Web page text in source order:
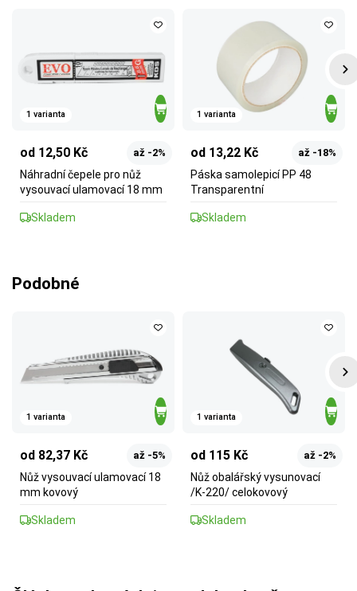
1 varianta
od 12,50 Kč až -2%
Náhradní čepele pro nůž
vysouvací ulamovací 18 mm
Skladem
1 varianta
od 13,22 Kč až -18%
Páska samolepicí PP 48
Transparentní
Skladem
Podobné
1 varianta
od 82,37 Kč až -5%
Nůž vysouvací ulamovací 18
mm kovový
Skladem
1 varianta
od 115 Kč až -2%
Nůž obalářský vysunovací
/K-220/ celokovový
Skladem